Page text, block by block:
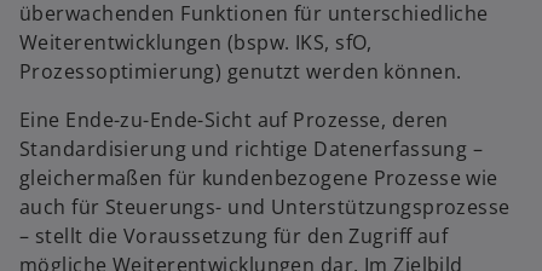
überwachenden Funktionen für unterschiedliche
Weiterentwicklungen (bspw. IKS, sfO,
Prozessoptimierung) genutzt werden können.
Eine Ende-zu-Ende-Sicht auf Prozesse, deren
Standardisierung und richtige Datenerfassung –
gleichermaßen für kundenbezogene Prozesse wie
auch für Steuerungs- und Unterstützungsprozesse
– stellt die Voraussetzung für den Zugriff auf
mögliche Weiterentwicklungen dar. Im Zielbild